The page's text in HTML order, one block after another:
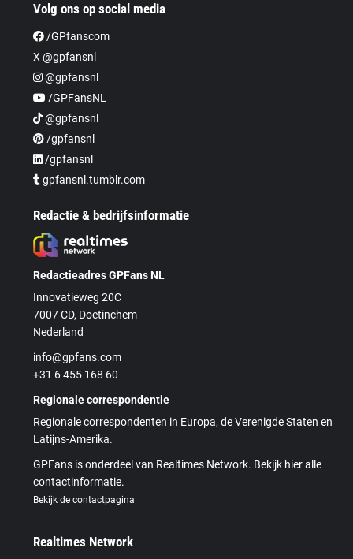
Volg ons op social media
/GPfanscom
X @gpfansnl
@gpfansnl
/GPFansNL
@gpfansnl
/gpfansnl
/gpfansnl
gpfansnl.tumblr.com
Redactie & bedrijfsinformatie
Redactieadres GPFans NL
Innovatieweg 20C
7007 CD, Doetinchem
Nederland
info@gpfans.com
+31 6 455 168 60
Regionale correspondentie
Regionale correspondenten in Europa, de Verenigde Staten en
Latijns-Amerika.
GPFans is onderdeel van Realtimes Network. Bekijk hier alle
contactinformatie.
Bekijk de contactpagina
Realtimes Network